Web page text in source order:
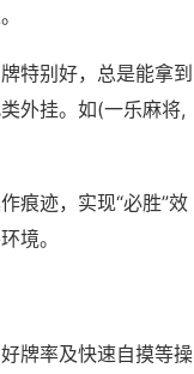
特别好，总是能拿到
外挂。如(一乐麻将,
痕迹，实现“必胜”效
境。
牌率及快速自摸等操